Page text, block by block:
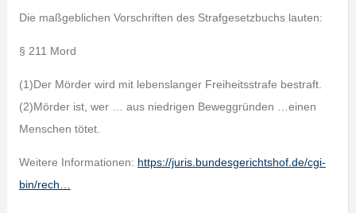
Die maßgeblichen Vorschriften des Strafgesetzbuchs lauten:
§ 211 Mord
(1)Der Mörder wird mit lebenslanger Freiheitsstrafe bestraft.
(2)Mörder ist, wer … aus niedrigen Beweggründen …einen
Menschen tötet.
Weitere Informationen: https://juris.bundesgerichtshof.de/cgi-
bin/rech…